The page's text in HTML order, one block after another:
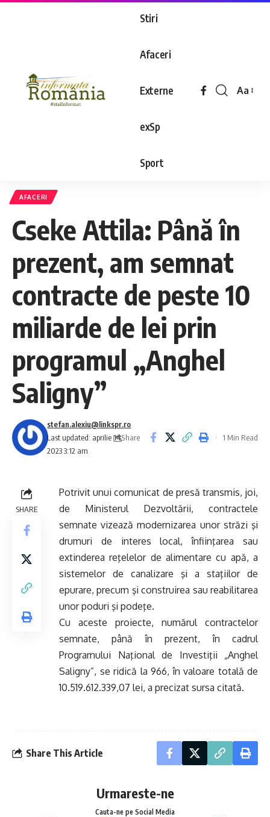
Stiri
Afaceri
Externe
exSp
Sport
Aa
AFACERI
Cseke Attila: Până în
prezent, am semnat
contracte de peste 10
miliarde de lei prin
programul „Anghel
Saligny”
Last updated: aprilie 14,
2023 3:12 am
stefan.alexiu@linkspr.ro
Share
1 Min Read
SHARE
Potrivit unui comunicat de presă transmis, joi,
de Ministerul Dezvoltării, contractele
semnate vizează modernizarea unor străzi şi
drumuri de interes local, înfiinţarea sau
extinderea reţelelor de alimentare cu apă, a
sistemelor de canalizare şi a staţiilor de
epurare, precum şi construirea sau reabilitarea
unor poduri şi podeţe.
Cu aceste proiecte, numărul contractelor
semnate, până în prezent, în cadrul
Programului Naţional de Investiţii „Anghel
Saligny”, se ridică la 966, în valoare totală de
10.519.612.339,07 lei, a precizat sursa citată.
Share This Article
Urmareste-ne
Cauta-ne pe Social Media